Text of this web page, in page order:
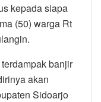
kepada siapa
(50) warga Rt
banjir
akan
Sidoarjo